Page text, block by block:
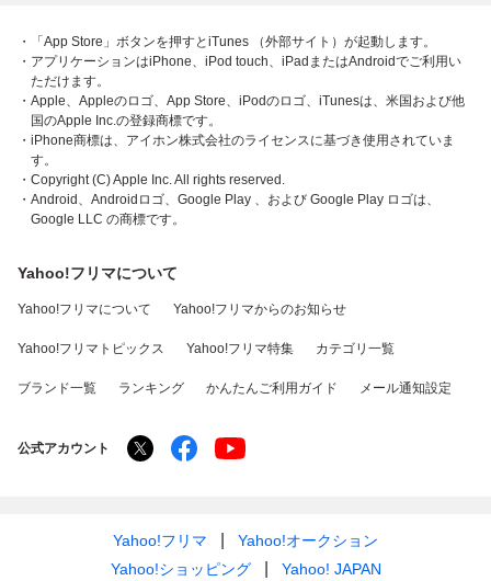
・「App Store」ボタンを押すとiTunes （外部サイト）が起動します。
・アプリケーションはiPhone、iPod touch、iPadまたはAndroidでご利用い
ただけます。
・Apple、Appleのロゴ、App Store、iPodのロゴ、iTunesは、米国および他
国のApple Inc.の登録商標です。
・iPhone商標は、アイホン株式会社のライセンスに基づき使用されていま
す。
・Copyright (C) Apple Inc. All rights reserved.
・Android、Androidロゴ、Google Play 、および Google Play ロゴは、
Google LLC の商標です。
Yahoo!フリマについて
Yahoo!フリマについて Yahoo!フリマからのお知らせ
Yahoo!フリマトピックス Yahoo!フリマ特集 カテゴリ一覧
ブランド一覧 ランキング かんたんご利用ガイド メール通知設定
公式アカウント
Yahoo!フリマ
Yahoo!オークション
Yahoo!ショッピング
Yahoo! JAPAN